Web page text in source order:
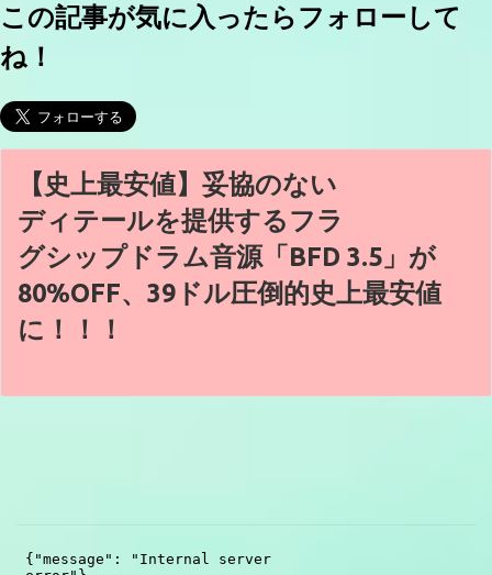
この記事が気に入ったらフォローして
ね！
【史上最安値】妥協のない
ディテールを提供するフラ
グシップドラム音源「BFD 3.5」が
80%OFF、39ドル圧倒的史上最安値
に！！！